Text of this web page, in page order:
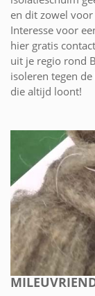
en dit zowel
Interesse voor
hier gratis
uit je regio rond
isoleren tegen
die altijd loont!